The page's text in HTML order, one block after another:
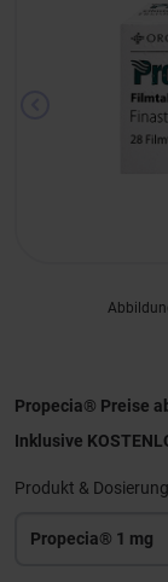
Propecia® Preise
Inklusive
Produkt &
Propecia® 1 mg